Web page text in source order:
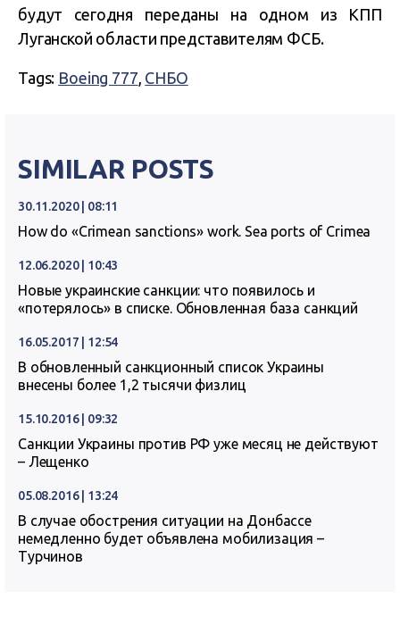
будут сегодня переданы на одном из КПП
Луганской области представителям ФСБ.
Tags: Boeing 777, СНБО
SIMILAR POSTS
30.11.2020 | 08:11
How do «Crimean sanctions» work. Sea ports of Crimea
12.06.2020 | 10:43
Новые украинские санкции: что появилось и
«потерялось» в списке. Обновленная база санкций
16.05.2017 | 12:54
В обновленный санкционный список Украины
внесены более 1,2 тысячи физлиц
15.10.2016 | 09:32
Санкции Украины против РФ уже месяц не действуют
– Лещенко
05.08.2016 | 13:24
В случае обострения ситуации на Донбассе
немедленно будет объявлена мобилизация –
Турчинов